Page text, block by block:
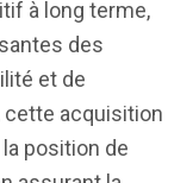
à long terme,
des
et de
cette acquisition
position de